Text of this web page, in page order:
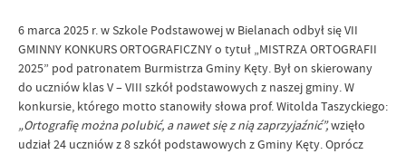
6 marca 2025 r. w Szkole Podstawowej w Bielanach odbył się VII
GMINNY KONKURS ORTOGRAFICZNY o tytuł „MISTRZA ORTOGRAFII
2025” pod patronatem Burmistrza Gminy Kęty. Był on skierowany
do uczniów klas V – VIII szkół podstawowych z naszej gminy. W
konkursie, którego motto stanowiły słowa prof. Witolda Taszyckiego:
„Ortografię można polubić, a nawet się z nią zaprzyjaźnić”,wzięło
udział 24 uczniów z 8 szkół podstawowych z Gminy Kęty. Oprócz